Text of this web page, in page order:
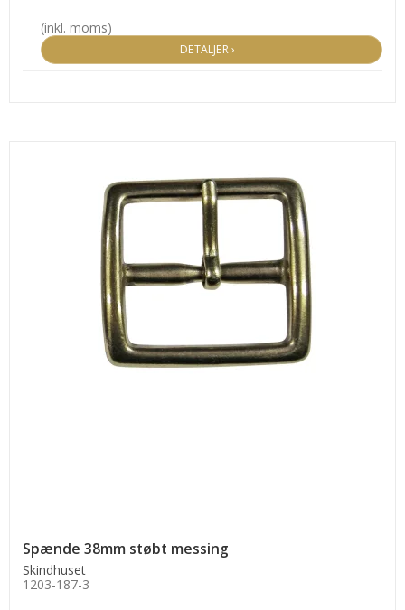
(inkl. moms)
DETALJER ›
Spænde 38mm støbt messing
Skindhuset
1203-187-3